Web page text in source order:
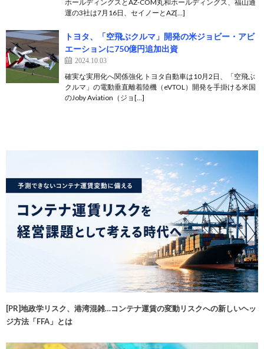
ホールディングスとAZ-COM丸和ホールディングス、福山通
運の3社は7月16日、セイノーとAZ[…]
トヨタ、「空飛ぶクルマ」開発の米ジョビー・アビ
エーションに750億円追加出資
2024.10.03
確実な実用化へ関係強化 トヨタ自動車は10月2日、「空飛ぶ
クルマ」の電動垂直離着陸機（eVTOL）開発を手掛ける米国
のJoby Aviation（ジョ[…]
[PR]地政学リスク、港湾混雑…コンテナ運賃の変動リスクへの新しいヘッ
ジ方法「FFA」とは